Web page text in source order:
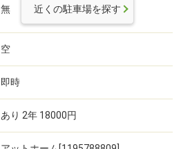
無 近くの駐車場を探す
空
即時
あり 2年 18000円